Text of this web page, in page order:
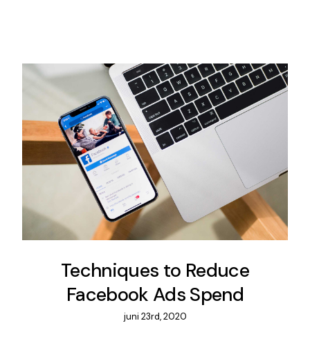
Techniques to Reduce
Facebook Ads Spend
juni 23rd, 2020